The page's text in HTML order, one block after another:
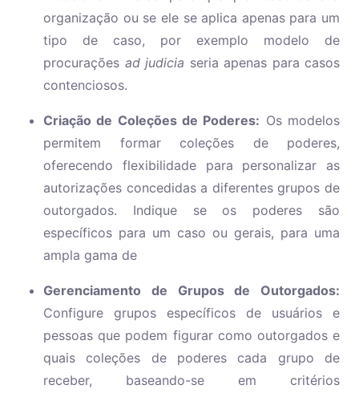
organização ou se ele se aplica apenas para um
tipo de caso, por exemplo modelo de
procurações ad judicia seria apenas para casos
contenciosos.
Criação de Coleções de Poderes: Os modelos
permitem formar coleções de poderes,
oferecendo flexibilidade para personalizar as
autorizações concedidas a diferentes grupos de
outorgados. Indique se os poderes são
específicos para um caso ou gerais, para uma
ampla gama de
Gerenciamento de Grupos de Outorgados:
Configure grupos específicos de usuários e
pessoas que podem figurar como outorgados e
quais coleções de poderes cada grupo de
receber, baseando-se em critérios